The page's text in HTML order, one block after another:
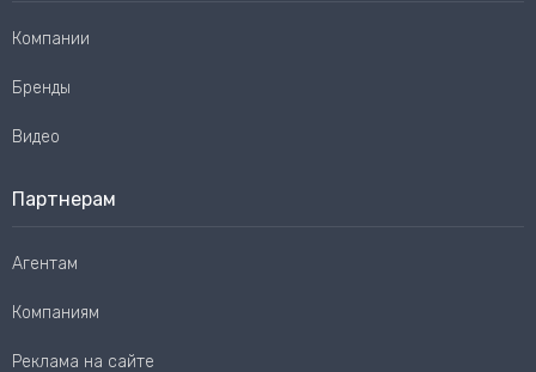
Компании
Бренды
Видео
Партнерам
Агентам
Компаниям
Реклама на сайте